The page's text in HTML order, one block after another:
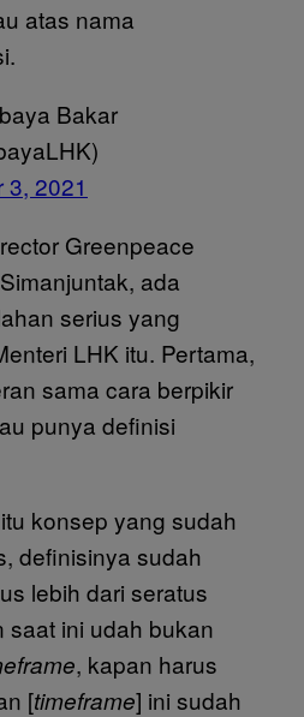
atas nama
Bakar
3, 2021
Greenpeace
ada
serius yang
LHK itu. Pertama,
sama cara berpikir
punya definisi
itu konsep yang sudah
definisinya sudah
lebih dari seratus
saat ini udah bukan
, kapan harus
[timeframe] ini sudah